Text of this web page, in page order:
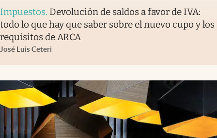
Impuestos. Devolución de saldos a favor de IVA:
todo lo que hay que saber sobre el nuevo cupo y los
requisitos de ARCA
José Luis Ceteri